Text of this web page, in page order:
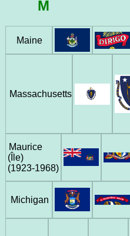
M
Maine
Massachusetts
Maurice
(Île)
(1923‑1968)
Michigan